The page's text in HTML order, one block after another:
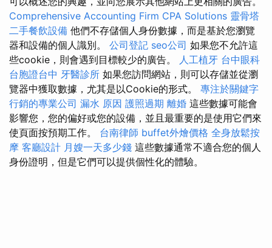
Comprehensive Accounting Firm CPA Solutions 靈骨塔
二手餐飲設備 他們不存儲個人身份數據，而是基於您瀏覽
器和設備的個人識別。 公司登記 seo公司 如果您不允許這
些cookie，則會遇到目標較少的廣告。 人工植牙 台中眼科
台胞證台中 牙醫診所 如果您訪問網站，則可以存儲並從瀏
覽器中獲取數據，尤其是以Cookie的形式。 專注於關鍵字
行銷的專業公司 漏水 原因 護照過期 離婚 這些數據可能會
影響您，您的偏好或您的設備，並且最重要的是使用它們來
使頁面按預期工作。 台南律師 buffet外燴價格 全身放鬆按
摩 客廳設計 月嫂一天多少錢 這些數據通常不適合您的個人
身份證明，但是它們可以提供個性化的體驗。